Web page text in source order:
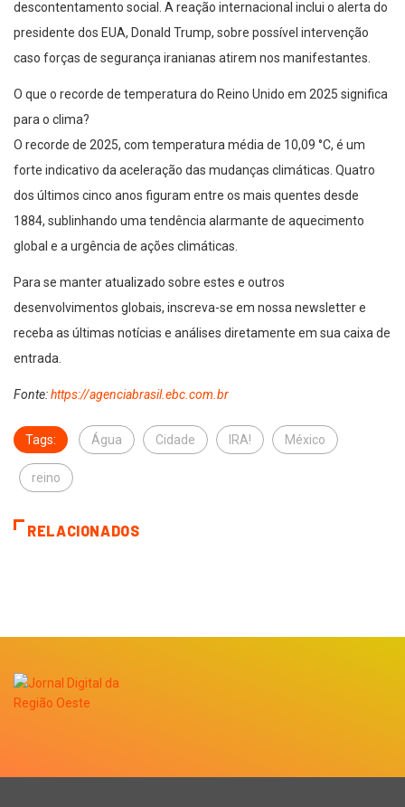
descontentamento social. A reação internacional inclui o alerta do
presidente dos EUA, Donald Trump, sobre possível intervenção
caso forças de segurança iranianas atirem nos manifestantes.
O que o recorde de temperatura do Reino Unido em 2025 significa
para o clima?
O recorde de 2025, com temperatura média de 10,09 °C, é um
forte indicativo da aceleração das mudanças climáticas. Quatro
dos últimos cinco anos figuram entre os mais quentes desde
1884, sublinhando uma tendência alarmante de aquecimento
global e a urgência de ações climáticas.
Para se manter atualizado sobre estes e outros
desenvolvimentos globais, inscreva-se em nossa newsletter e
receba as últimas notícias e análises diretamente em sua caixa de
entrada.
Fonte:https://agenciabrasil.ebc.com.br
Tags: Água Cidade IRA! México
reino
RELACIONADOS